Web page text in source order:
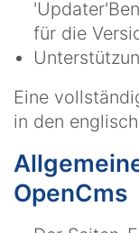
für die
Eine
in den
OpenCms